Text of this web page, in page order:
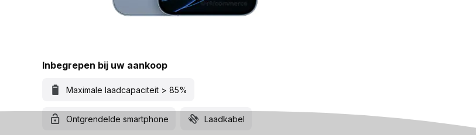
Inbegrepen bij uw aankoop
Maximale laadcapaciteit > 85%
Ontgrendelde smartphone Laadkabel